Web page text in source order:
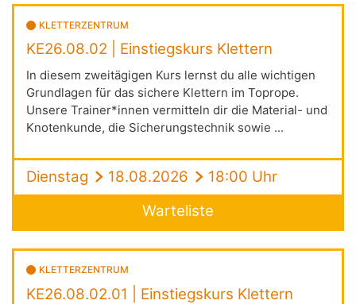
KLETTERZENTRUM
KE26.08.02 | Einstiegskurs Klettern
In diesem zweitägigen Kurs lernst du alle wichtigen
Grundlagen für das sichere Klettern im Toprope.
Unsere Trainer*innen vermitteln dir die Material- und
Knotenkunde, die Sicherungstechnik sowie ...
Dienstag 18.08.2026
18:00 Uhr
Warteliste
KLETTERZENTRUM
KE26.08.02.01 | Einstiegskurs Klettern